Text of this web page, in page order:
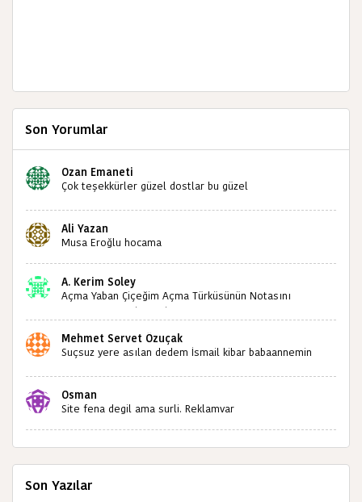
Son Yorumlar
Ozan Emaneti
Çok teşekkürler güzel dostlar bu güzel
sizlerin sayesinde türkülerimiz ölmeyecektir tekrar
teşekkürler saygılarımla
Ali Yazan
Musa Eroğlu hocama
A. Kerim Soley
Açma Yaban Çiçeğim Açma Türküsünün Notasını
Bulabilir miyiz ?İlginiz İçin Şimdiden Teşekkürler.
Mehmet Servet Özuçak
Suçsuz yere asılan dedem İsmail kibar babaannemin
Osman
Site fena degil ama surli. Reklamvar
Son Yazılar